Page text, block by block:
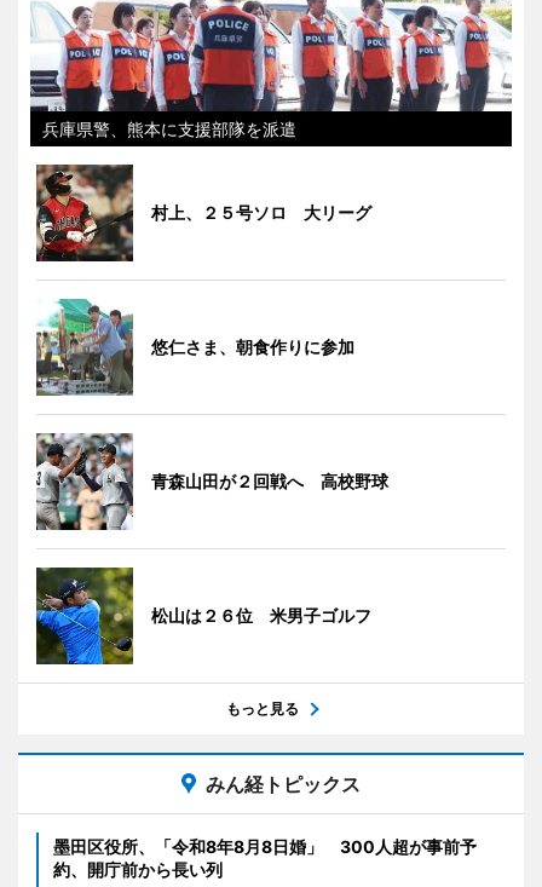
兵庫県警、熊本に支援部隊を派遣
村上、２５号ソロ 大リーグ
悠仁さま、朝食作りに参加
青森山田が２回戦へ 高校野球
松山は２６位 米男子ゴルフ
もっと見る
みん経トピックス
墨田区役所、「令和8年8月8日婚」 300人超が事前予
約、開庁前から長い列